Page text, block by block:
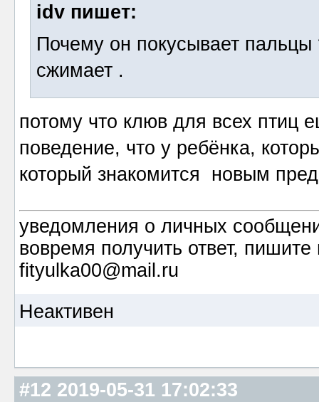
idv пишет:
Почему он покусывает
сжимает .
потому что клюв для всех птиц
поведение, что у ребёнка,
который знакомится новым
уведомления о личных
вовремя получить ответ,
fityulka00@mail.ru
Неактивен
#12 2019-05-31 17:02:33